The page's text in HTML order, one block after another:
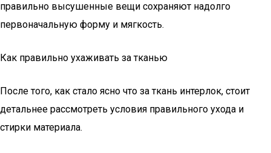
правильно высушенные вещи сохраняют надолго
первоначальную форму и мягкость.
Как правильно ухаживать за тканью
После того, как стало ясно что за ткань интерлок, стоит
детальнее рассмотреть условия правильного ухода и
стирки материала.